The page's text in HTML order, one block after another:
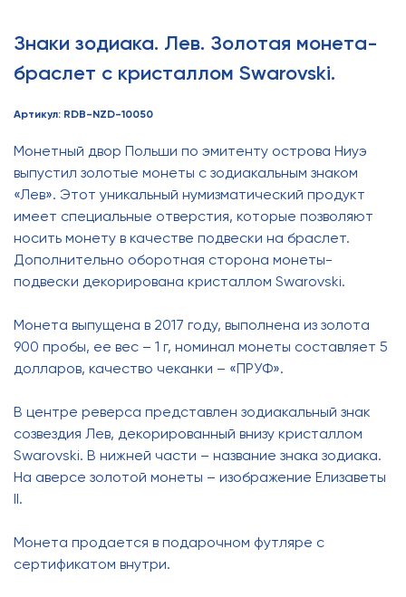
Знаки зодиака. Лев. Золотая монета-
браслет с кристаллом Swarovski.
Артикул: RDB-NZD-10050
Монетный двор Польши по эмитенту острова Ниуэ
выпустил золотые монеты с зодиакальным знаком
«Лев». Этот уникальный нумизматический продукт
имеет специальные отверстия, которые позволяют
носить монету в качестве подвески на браслет.
Дополнительно оборотная сторона монеты-
подвески декорирована кристаллом Swarovski.
Монета выпущена в 2017 году, выполнена из золота
900 пробы, ее вес – 1 г, номинал монеты составляет 5
долларов, качество чеканки – «ПРУФ».
В центре реверса представлен зодиакальный знак
созвездия Лев, декорированный внизу кристаллом
Swarovski. В нижней части – название знака зодиака.
На аверсе золотой монеты – изображение Елизаветы
II.
Монета продается в подарочном футляре с
сертификатом внутри.